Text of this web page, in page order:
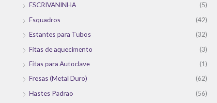
ESCRIVANINHA
(5)
Esquadros
(42)
Estantes para Tubos
(32)
Fitas de aquecimento
(3)
Fitas para Autoclave
(1)
Fresas (Metal Duro)
(62)
Hastes Padrao
(56)